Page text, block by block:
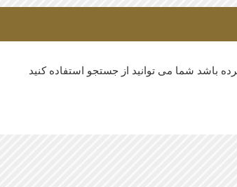
باشد شما می توانید از جستجو استفاده کنید